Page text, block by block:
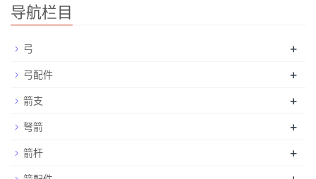
导航栏目
弓 +
弓配件 +
箭支 +
弩箭 +
箭杆 +